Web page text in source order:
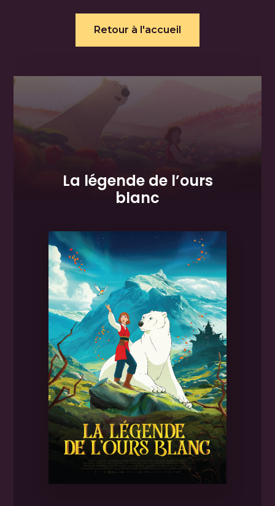
Retour à l'accueil
La légende de l’ours
blanc